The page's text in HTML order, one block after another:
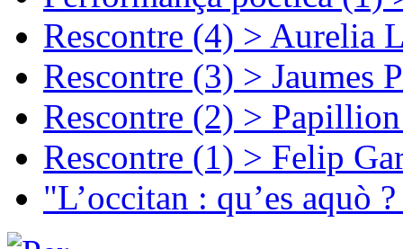
Rescontre (4) > Aurelia
Rescontre (3) > Jaumes
Rescontre (2) >
Rescontre (1) > Felip
"L’occitan : qu’es aquò